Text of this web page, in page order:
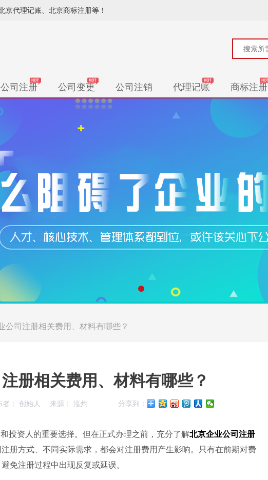
京代理记账、北京商标注册等！
公司注册 公司变更 公司注销 代理记账 商标注册
公司注册相关费用、材料有哪些？
册相关费用、材料有哪些？
者： 创始人 来源： 泓灼 分享到：
投资人的重要选择。但在正式办理之前，充分了解北京企业公司注册
册方式、不同实际需求，都会对注册费用产生影响。只有在前期对费
免注册过程中出现反复或延误。